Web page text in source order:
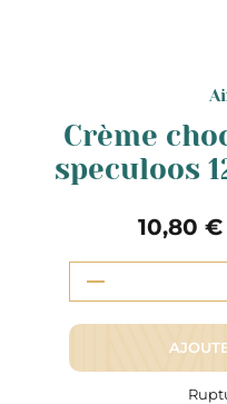
Crème
speculoos
10,80 €